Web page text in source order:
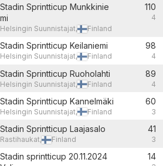
Stadin Sprintticup Munkkinie
mi
Helsingin Suunnistajat, Finland
110
4
Stadin Sprintticup Keilaniemi
Helsingin Suunnistajat, Finland
98
4
Stadin Sprintticup Ruoholahti
Helsingin Suunnistajat, Finland
89
4
Stadin Sprintticup Kannelmäki
Helsingin Suunnistajat, Finland
60
3
Stadin Sprintticup Laajasalo
Rastihaukat, Finland
41
3
Stadin sprintticup 20.11.2024
14